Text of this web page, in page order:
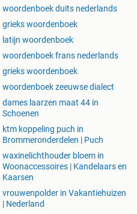
woordenboek duits nederlands
grieks woordenboek
latijn woordenboek
woordenboek frans nederlands
grieks woordenboek
woordenboek zeeuwse dialect
dames laarzen maat 44 in
Schoenen
ktm koppeling puch in
Brommeronderdelen | Puch
waxinelichthouder bloem in
Woonaccessoires | Kandelaars en
Kaarsen
vrouwenpolder in Vakantiehuizen
| Nederland